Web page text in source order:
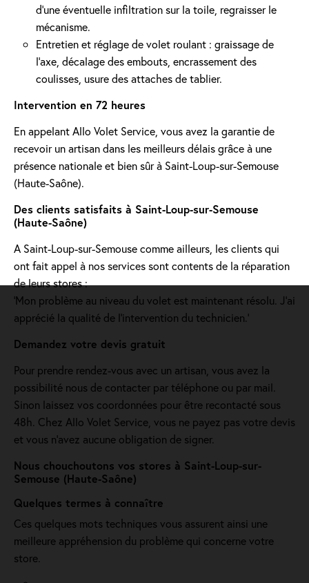
d'une éventuelle infiltration sur la toile, regraisser le
mécanisme.
Entretien et réglage de volet roulant : graissage de
l’axe, décalage des embouts, encrassement des
coulisses, usure des attaches de tablier.
Intervention en 72 heures
En appelant Allo Volet Service, vous avez la garantie de
recevoir un artisan dans les meilleurs délais grâce à une
présence nationale et bien sûr à Saint-Loup-sur-Semouse
(Haute-Saône).
Des clients satisfaits à Saint-Loup-sur-Semouse
(Haute-Saône)
A Saint-Loup-sur-Semouse comme ailleurs, les clients qui
ont fait appel à nos services sont contents de la réparation
de leurs stores :
'Mon problème au niveau du volet est maintenant résolu. J’ai
apprécié la qualité de l’intervention du technicien.'
Demandez votre devis gratuit
Pour prendre rendez-vous avec un artisan, vous avez la
possibilité nous de contacter par téléphone ou par mail.
Sinon laissez vos coordonnées pour être recontacté sous
48h. Chez Allo Volet Service, vous ne payez pas votre devis
et vous n'avez aucune obligation de signer.
Nous chouchoutons vos stores à Saint-Loup-sur-
Semouse (Haute-Saône)
Quelques termes à connaître
Ces quelques mots techniques vous assurent ainsi une
meilleure appréhension du problème qui concerne votre
store.